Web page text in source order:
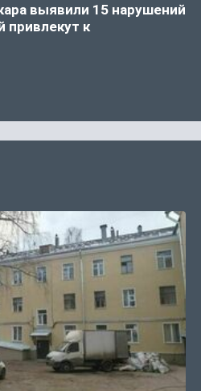
выявили 15 нарушений
привлекут к